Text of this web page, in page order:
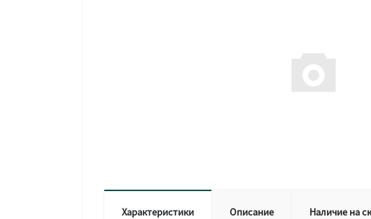
Характеристики Описание Наличие на